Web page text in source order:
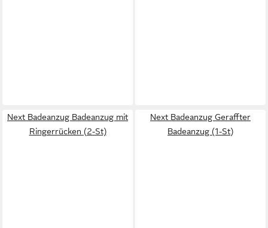
Next Badeanzug Badeanzug mit
Ringerrücken (2-St)
Next Badeanzug Geraffter
Badeanzug (1-St)